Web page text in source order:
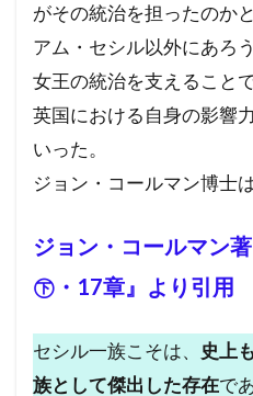
がその統治を担ったのか
アム・セシル以外にあろ
女王の統治を支えること
英国における自身の影響
いった。
ジョン・コールマン博士
ジョン・コールマン
㊦・17章』より引用
セシル一族こそは、 史上
族として傑出した存在で